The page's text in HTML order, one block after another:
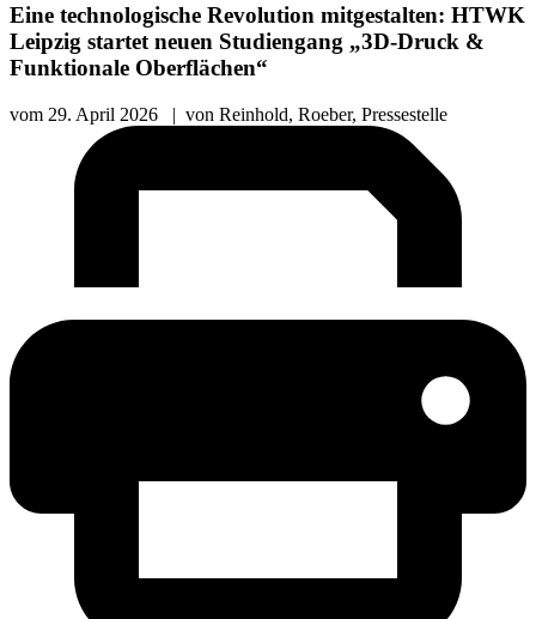
Eine technologische Revolution mitgestalten: HTWK
Leipzig startet neuen Studiengang „3D-Druck &
Funktionale Oberflächen“
vom 29. April 2026 | von Reinhold, Roeber, Pressestelle